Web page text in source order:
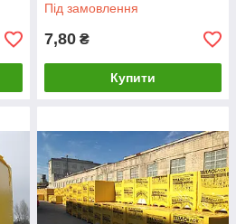
Під замовлення
7,80 ₴
Купити